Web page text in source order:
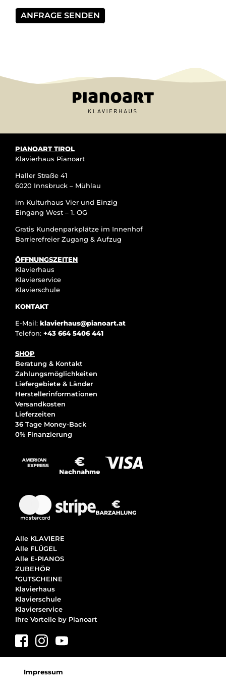
PIANOART TIROL
Klavierhaus Pianoart
Haller Straße 41
6020 Innsbruck – Mühlau
im Kulturhaus Vier und Einzig
Eingang West – 1. OG
Gratis Kundenparkplätze im Innenhof
Barrierefreier Zugang & Aufzug
ÖFFNUNGSZEITEN
Klavierhaus
Klavierservice
Klavierschule
KONTAKT
E-Mail: klavierhaus@pianoart.at
Telefon: +43 664 5406 441
SHOP
Beratung & Kontakt
Zahlungsmöglichkeiten
Liefergebiete & Länder
Herstellerinformationen
Versandkosten
Lieferzeiten
36 Tage Money-Back
0% Finanzierung
Alle KLAVIERE
Alle FLÜGEL
Alle E-PIANOS
ZUBEHÖR
*GUTSCHEINE
Klavierhaus
Klavierschule
Klavierservice
Ihre Vorteile by Pianoart
Impressum